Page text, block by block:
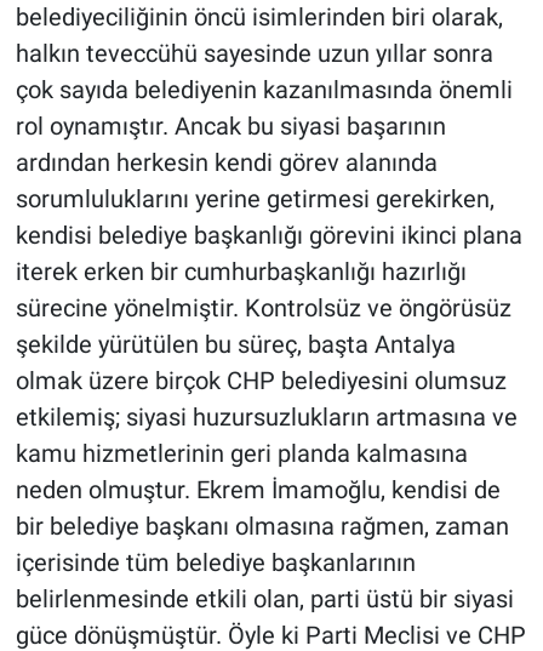
belediyeciliğinin öncü isimlerinden biri olarak,
halkın teveccühü sayesinde uzun yıllar sonra
çok sayıda belediyenin kazanılmasında önemli
rol oynamıştır. Ancak bu siyasi başarının
ardından herkesin kendi görev alanında
sorumluluklarını yerine getirmesi gerekirken,
kendisi belediye başkanlığı görevini ikinci plana
iterek erken bir cumhurbaşkanlığı hazırlığı
sürecine yönelmiştir. Kontrolsüz ve öngörüsüz
şekilde yürütülen bu süreç, başta Antalya
olmak üzere birçok CHP belediyesini olumsuz
etkilemiş; siyasi huzursuzlukların artmasına ve
kamu hizmetlerinin geri planda kalmasına
neden olmuştur. Ekrem İmamoğlu, kendisi de
bir belediye başkanı olmasına rağmen, zaman
içerisinde tüm belediye başkanlarının
belirlenmesinde etkili olan, parti üstü bir siyasi
güce dönüşmüştür. Öyle ki Parti Meclisi ve CHP